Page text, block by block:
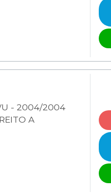
- 2004/2004
A